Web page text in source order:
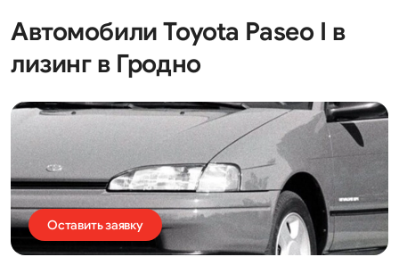
Автомобили Toyota Paseo I в
лизинг в Гродно
Оставить заявку